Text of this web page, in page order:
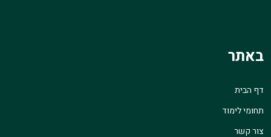
באתר
דף הבית
תחומי לימוד
צור קשר